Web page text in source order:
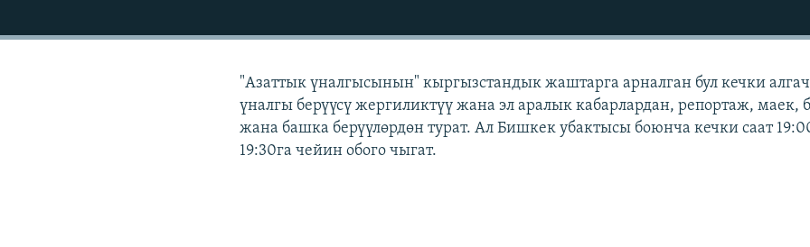
АЗАТТЫК+
"Азаттык үналгысынын" кыргызстандык жаштарга арналган бул кечки
үналгы берүүсү жергиликтүү жана эл аралык кабарлардан, репортаж, маек,
жана башка берүүлөрдөн турат. Ал Бишкек убактысы боюнча кечки саат
19:30га чейин обого чыгат.